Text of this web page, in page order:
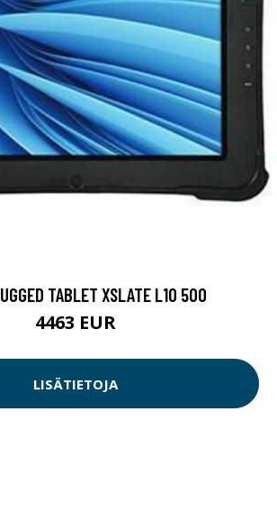
TABLET XSLATE L10 500
4463 EUR
LISÄTIETOJA